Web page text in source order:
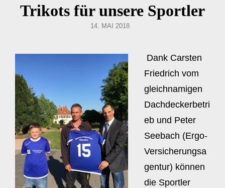
Trikots für unsere Sportler
POSTED
14. MAI 2018
Dank Carsten
Friedrich vom
gleichnamigen
Dachdeckerbetri
eb und Peter
Seebach (Ergo-
Versicherungsa
gentur) können
die Sportler